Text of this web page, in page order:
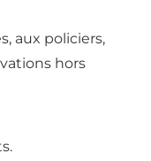
aux policiers,
hors